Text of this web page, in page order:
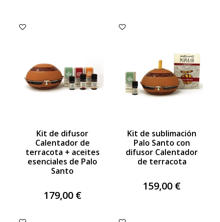
Kit de difusor
Calentador de
terracota + aceites
esenciales de Palo
Santo
179,00 €
Kit de sublimación
Palo Santo con
difusor Calentador
de terracota
159,00 €